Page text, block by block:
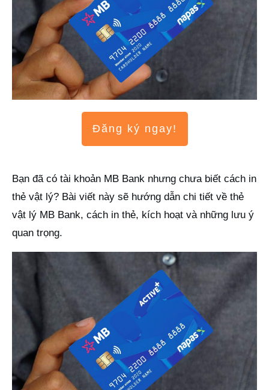
Đăng ký ngay!
Bạn đã có tài khoản MB Bank nhưng chưa biết cách in
thẻ vật lý? Bài viết này sẽ hướng dẫn chi tiết về thẻ
vật lý MB Bank, cách in thẻ, kích hoạt và những lưu ý
quan trọng.